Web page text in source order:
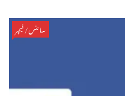
سائنس/فیچر